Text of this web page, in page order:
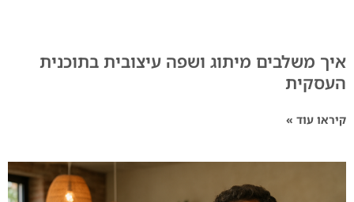
איך משלבים מיתוג ושפה עיצובית בתוכנית
העסקית
קיראו עוד »